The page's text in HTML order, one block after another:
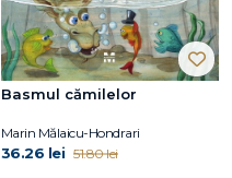
Basmul cămilelor
Marin Mălaicu-Hondrari
36.26 lei 51.80 lei